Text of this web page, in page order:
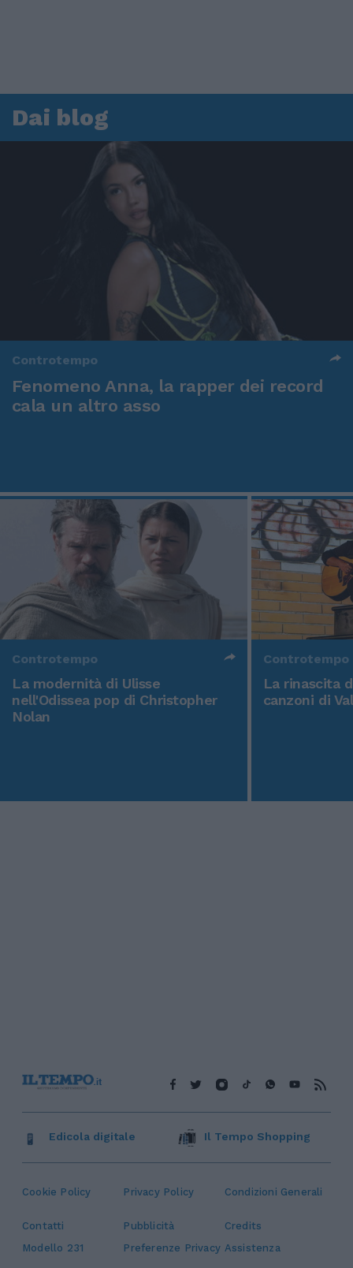
Dai blog
Controtempo
Fenomeno Anna, la rapper dei record
cala un altro asso
Controtempo
La modernità di Ulisse
nell'Odissea pop di Christopher
Nolan
Controtempo
La rinascita
canzoni di
Cookie Policy Privacy Policy Condizioni Generali
Contatti Pubblicità
Credits
Modello 231
Preferenze Privacy Assistenza
Edicola digitale Il Tempo Shopping